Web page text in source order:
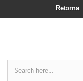
Retorna